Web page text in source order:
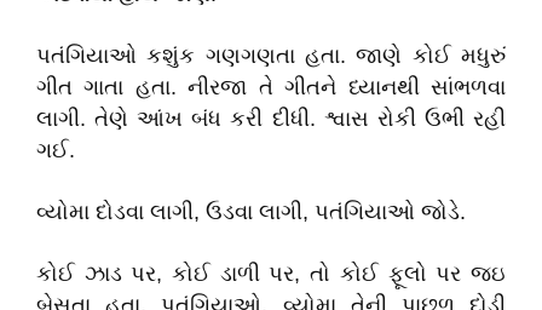
પતંગિયાઓ કશુંક ગણગણતા હતા. જાણે કોઈ મધુરું
ગીત ગાતા હતા. નીરજા તે ગીતને ધ્યાનથી સાંભળવા
લાગી. તેણે આંખ બંધ કરી દીધી. શ્વાસ રોકી ઉભી રહી
ગઈ.
વ્યોમા દોડવા લાગી, ઉડવા લાગી, પતંગિયાઓ જોડે.
કોઈ ઝાડ પર, કોઈ ડાળી પર, તો કોઈ ફૂલો પર જઇ
બેસતા હતા, પતંગિયાઓ. વ્યોમા તેની પાછળ દોડી